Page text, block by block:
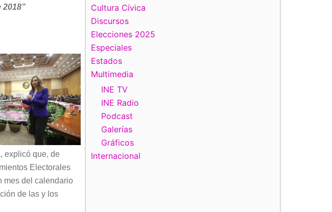
explicó que, de
Electorales
mes del calendario
de las y los
Cultura Cívica
Discursos
Elecciones 2025
Especiales
Estados
Multimedia
INE TV
INE Radio
Podcast
Galerías
Gráficos
Internacional